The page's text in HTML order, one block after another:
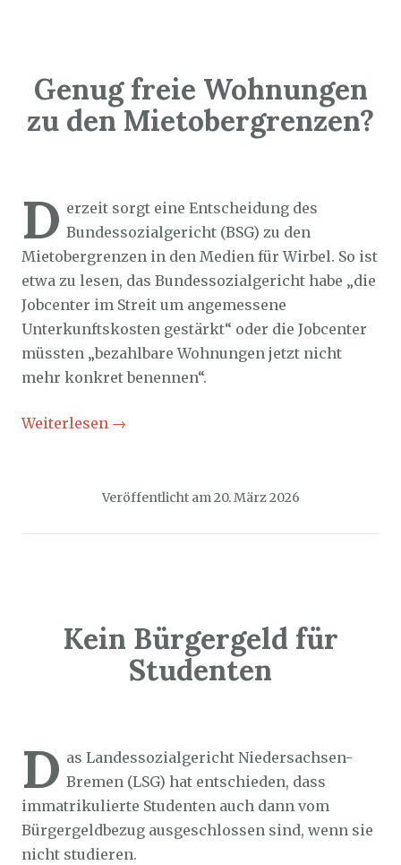
Genug freie Wohnungen
zu den Mietobergrenzen?
D erzeit sorgt eine Entscheidung des
Bundessozialgericht (BSG) zu den
Mietobergrenzen in den Medien für Wirbel. So ist
etwa zu lesen, das Bundessozialgericht habe „die
Jobcenter im Streit um angemessene
Unterkunftskosten gestärkt“ oder die Jobcenter
müssten „bezahlbare Wohnungen jetzt nicht
mehr konkret benennen“.
Weiterlesen →
Veröffentlicht am20. März 2026
Kein Bürgergeld für
Studenten
D as Landessozialgericht Niedersachsen-
Bremen (LSG) hat entschieden, dass
immatrikulierte Studenten auch dann vom
Bürgergeldbezug ausgeschlossen sind, wenn sie
nicht studieren.